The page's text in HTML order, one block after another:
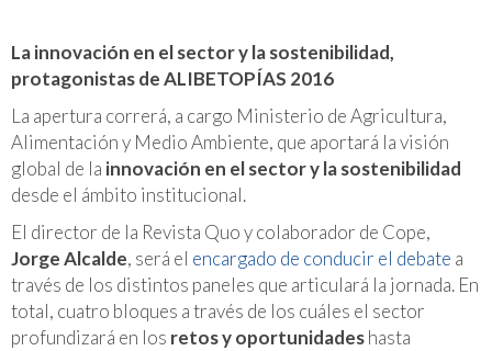
La innovación en el sector y la sostenibilidad,
protagonistas de ALIBETOPÍAS 2016
La apertura correrá, a cargo Ministerio de Agricultura,
Alimentación y Medio Ambiente, que aportará la visión
global de la innovación en el sector y la sostenibilidad
desde el ámbito institucional.
El director de la Revista Quo y colaborador de Cope,
Jorge Alcalde, será el encargado de conducir el debate a
través de los distintos paneles que articulará la jornada. En
total, cuatro bloques a través de los cuáles el sector
profundizará en los retos y oportunidadeshasta